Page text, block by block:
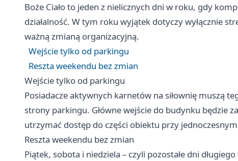
Boże Ciało to jeden z nielicznych dni w roku, gdy
działalność. W tym roku wyjątek dotyczy wyłącznie
ważną zmianą organizacyjną.
Wejście tylko od parkingu
Reszta weekendu bez zmian
Wejście tylko od parkingu
Posiadacze aktywnych karnetów na siłownię muszą
strony parkingu. Główne wejście do budynku będzie
utrzymać dostęp do części obiektu przy
Reszta weekendu bez zmian
Piątek, sobota i niedziela – czyli pozostałe dni